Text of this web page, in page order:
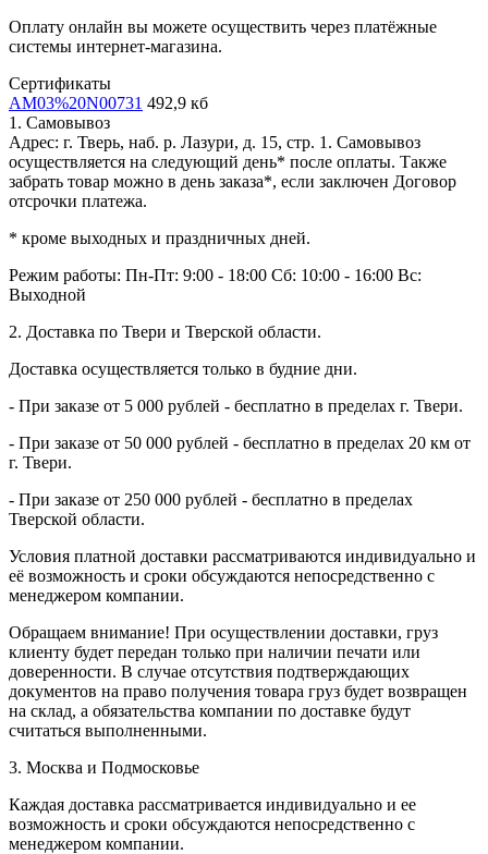
Оплату онлайн вы можете осуществить через платёжные
системы интернет-магазина.
Сертификаты
AM03%20N00731 492,9 кб
1. Самовывоз
Адрес: г. Тверь, наб. р. Лазури, д. 15, стр. 1. Самовывоз
осуществляется на следующий день* после оплаты. Также
забрать товар можно в день заказа*, если заключен Договор
отсрочки платежа.
* кроме выходных и праздничных дней.
Режим работы: Пн-Пт: 9:00 - 18:00 Сб: 10:00 - 16:00 Вс:
Выходной
2. Доставка по Твери и Тверской области.
Доставка осуществляется только в будние дни.
- При заказе от 5 000 рублей - бесплатно в пределах г. Твери.
- При заказе от 50 000 рублей - бесплатно в пределах 20 км от
г. Твери.
- При заказе от 250 000 рублей - бесплатно в пределах
Тверской области.
Условия платной доставки рассматриваются индивидуально и
её возможность и сроки обсуждаются непосредственно с
менеджером компании.
Обращаем внимание! При осуществлении доставки, груз
клиенту будет передан только при наличии печати или
доверенности. В случае отсутствия подтверждающих
документов на право получения товара груз будет возвращен
на склад, а обязательства компании по доставке будут
считаться выполненными.
3. Москва и Подмосковье
Каждая доставка рассматривается индивидуально и ее
возможность и сроки обсуждаются непосредственно с
менеджером компании.